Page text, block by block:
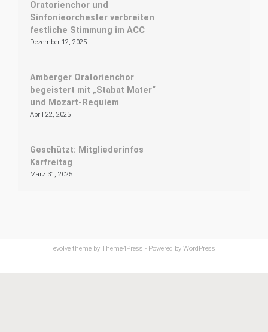
Oratorienchor und
Sinfonieorchester verbreiten
festliche Stimmung im ACC
Dezember 12, 2025
Amberger Oratorienchor
begeistert mit „Stabat Mater“
und Mozart-Requiem
April 22, 2025
Geschützt: Mitgliederinfos
Karfreitag
März 31, 2025
evolvetheme by Theme4Press - Powered by WordPress